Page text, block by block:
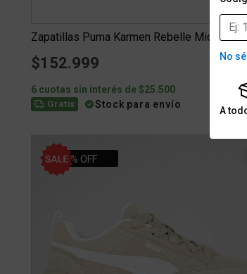
No
A
Zapatillas Puma Karmen Rebelle Mid Mujer
$152.999
6 cuotas sin interés de $25.500
Gratis Stock para envío
20% OFF